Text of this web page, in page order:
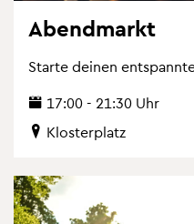
Abend­markt
Star­te dei­nen
17:00 - 21:30 Uhr
Klos­ter­platz